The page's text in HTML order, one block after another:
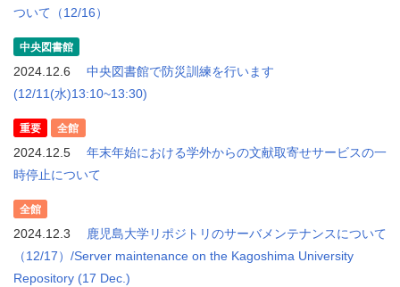
ついて（12/16）
中央図書館
2024.12.6
中央図書館で防災訓練を行います
(12/11(水)13:10~13:30)
重要 全館
2024.12.5
年末年始における学外からの文献取寄せサービスの一
時停止について
全館
2024.12.3
鹿児島大学リポジトリのサーバメンテナンスについて
（12/17）/Server maintenance on the Kagoshima University
Repository (17 Dec.)